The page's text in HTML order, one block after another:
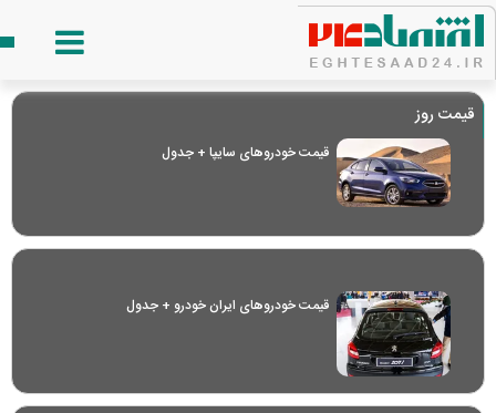
قیمت روز
قیمت خودرو‌های سایپا + جدول
قیمت خودرو‌های ایران خودرو + جدول